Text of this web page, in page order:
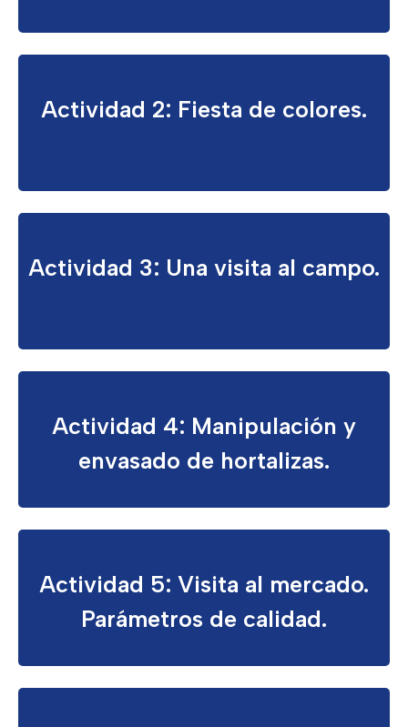
Actividad 2: Fiesta de colores.
Actividad 3: Una visita al campo.
Actividad 4: Manipulación y
envasado de hortalizas.
Actividad 5: Visita al mercado.
Parámetros de calidad.